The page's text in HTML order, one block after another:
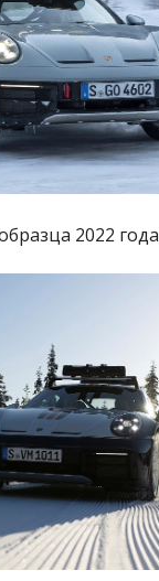
2022 года